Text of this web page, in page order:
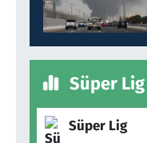
Süper
Süper Lig